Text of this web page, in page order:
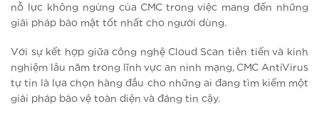
nỗ lực không ngừng của CMC trong việc mang đến những
giải pháp bảo mật tốt nhất cho người dùng.
Với sự kết hợp giữa công nghệ Cloud Scan tiên tiến và kinh
nghiệm lâu năm trong lĩnh vực an ninh mạng, CMC AntiVirus
tự tin là lựa chọn hàng đầu cho những ai đang tìm kiếm một
giải pháp bảo vệ toàn diện và đáng tin cậy.